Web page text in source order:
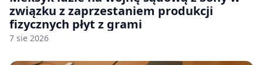
związku z zaprzestaniem produkcji
fizycznych płyt z grami
7 sie 2026